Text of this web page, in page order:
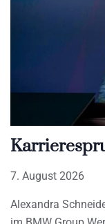
7. August 2026
Alexandra